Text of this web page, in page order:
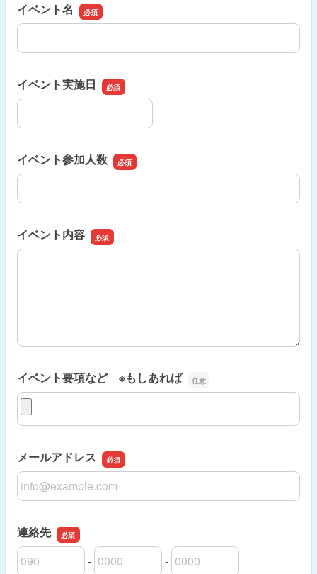
イベント名
イベント名
イベント実施日
イベント実施日
イベント参加人数
イベント参加人数
イベント内容
イベント内容
イベント要項など ※もしあれば
イベント要項など ※もしあれば
メールアドレス
メールアドレス
連絡先
連絡先の市外局番
-
連絡先の市内局番 -
連絡先の加入者番号